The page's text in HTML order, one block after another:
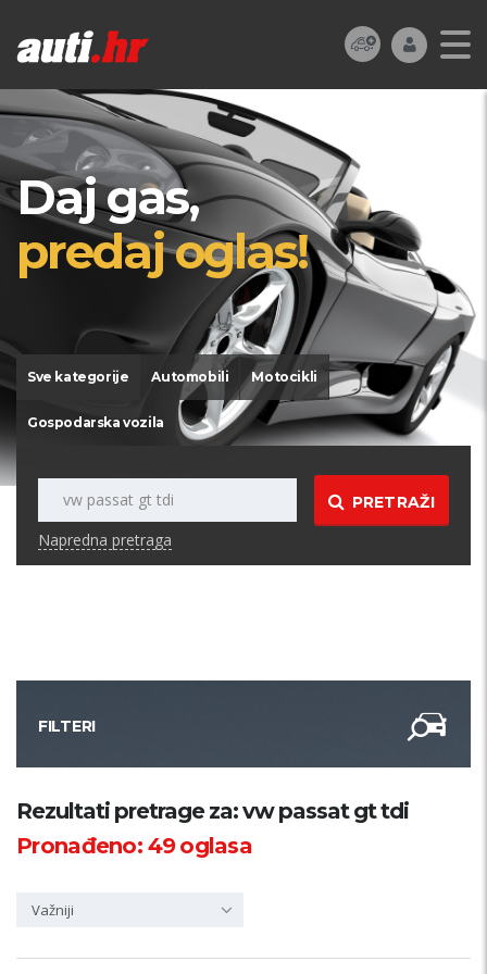
Daj gas,
predaj oglas!
Sve kategorije Automobili Motocikli
Gospodarska vozila
PRETRAŽI
Napredna pretraga
FILTERI
Kategorija
PRETRAŽI
Rezultati pretrage za: vw passat gt tdi
Pronađeno:49oglasa
Važniji